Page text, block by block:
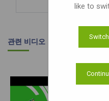
관련 비디오
like to